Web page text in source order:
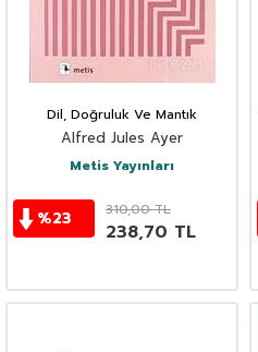
Dil, Doğruluk Ve Mantık
Alfred Jules Ayer
Metis Yayınları
%23 310,00TL
238,70 TL